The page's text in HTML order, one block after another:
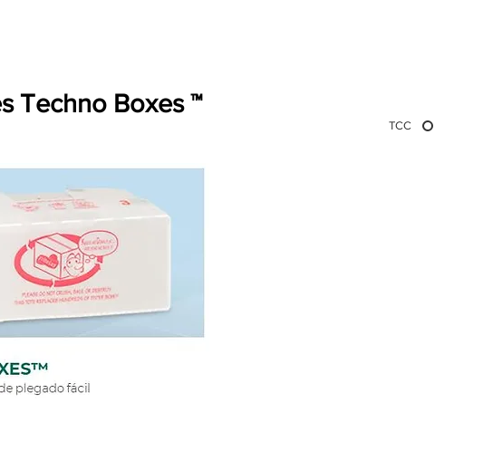
TCC
Techno Boxes ™